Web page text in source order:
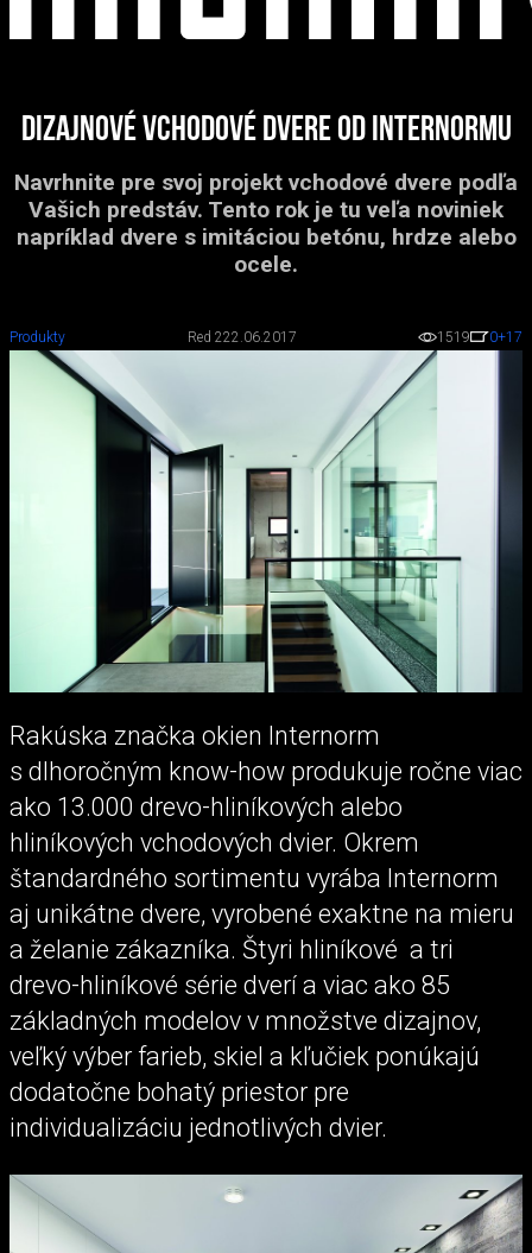
Dizajnové vchodové dvere od Internormu
Navrhnite pre svoj projekt vchodové dvere podľa
Vašich predstáv. Tento rok je tu veľa noviniek
napríklad dvere s imitáciou betónu, hrdze alebo
ocele.
Produkty Red 222.06.2017 1519 0+17
Rakúska značka okien Internorm
s dlhoročným know-how produkuje ročne viac
ako 13.000 drevo-hliníkových alebo
hliníkových vchodových dvier. Okrem
štandardného sortimentu vyrába Internorm
aj unikátne dvere, vyrobené exaktne na mieru
a želanie zákazníka. Štyri hliníkové a tri
drevo-hliníkové série dverí a viac ako 85
základných modelov v množstve dizajnov,
veľký výber farieb, skiel a kľučiek ponúkajú
dodatočne bohatý priestor pre
individualizáciu jednotlivých dvier.